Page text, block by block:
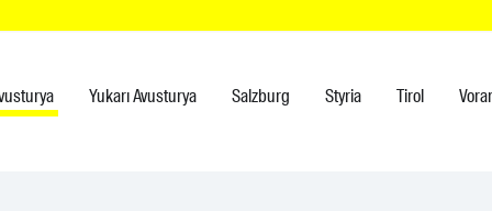
Yukarı Avusturya Salzburg Styria Tirol